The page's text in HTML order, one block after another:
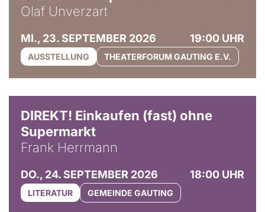
Olaf Unverzart
MI., 23. SEPTEMBER 2026 19:00 UHR
AUSSTELLUNG THEATERFORUM GAUTING E.V.
DIREKT! Einkaufen (fast) ohne
Supermarkt
Frank Herrmann
DO., 24. SEPTEMBER 2026 18:00 UHR
LITERATUR GEMEINDE GAUTING